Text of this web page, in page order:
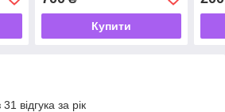
Купити
відгука за рік